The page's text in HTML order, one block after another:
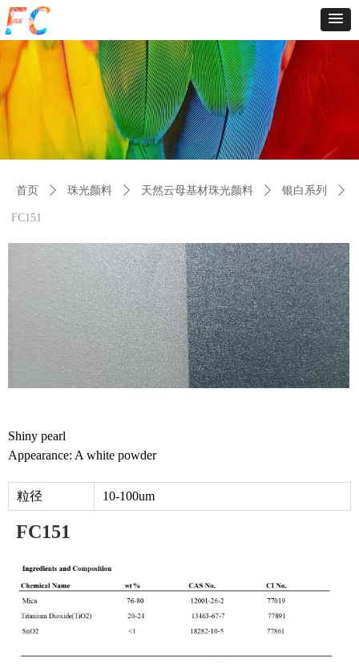
首页 ꄲ 珠光颜料 ꄲ 天然云母基材珠光颜料 ꄲ 银白系列 ꄲ
FC151
FC151
Shiny pearl
Appearance: A white powder
粒径 10-100um